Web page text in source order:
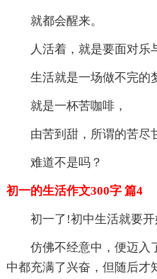
就都会醒来。
人活着，就是要面对乐
生活就是一场做不完的
就是一杯苦咖啡，
由苦到甜，所谓的苦尽
难道不是吗？
初一的生活作文300字 篇4
初一了!初中生活就要开
仿佛不经意中，便迈入
中都充满了兴奋，但随后才